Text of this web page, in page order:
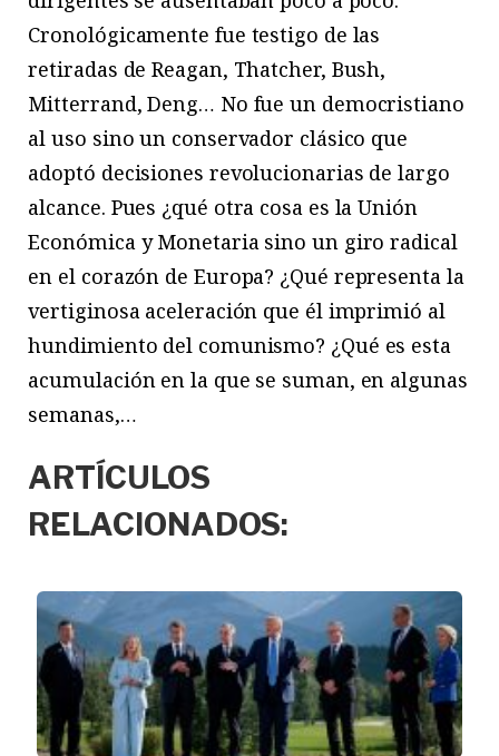
Cronológicamente fue testigo de las
retiradas de Reagan, Thatcher, Bush,
Mitterrand, Deng… No fue un democristiano
al uso sino un conservador clásico que
adoptó decisiones revolucionarias de largo
alcance. Pues ¿qué otra cosa es la Unión
Económica y Monetaria sino un giro radical
en el corazón de Europa? ¿Qué representa la
vertiginosa aceleración que él imprimió al
hundimiento del comunismo? ¿Qué es esta
acumulación en la que se suman, en algunas
semanas,…
ARTÍCULOS
RELACIONADOS: